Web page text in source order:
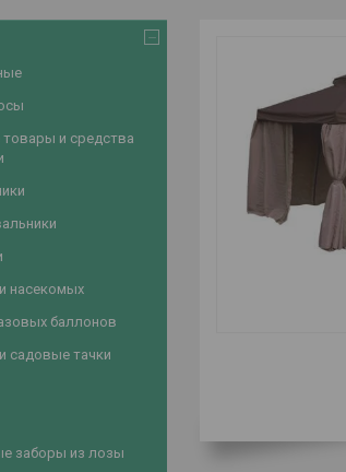
и средства
насекомых
баллонов
садовые тачки
заборы из лозы